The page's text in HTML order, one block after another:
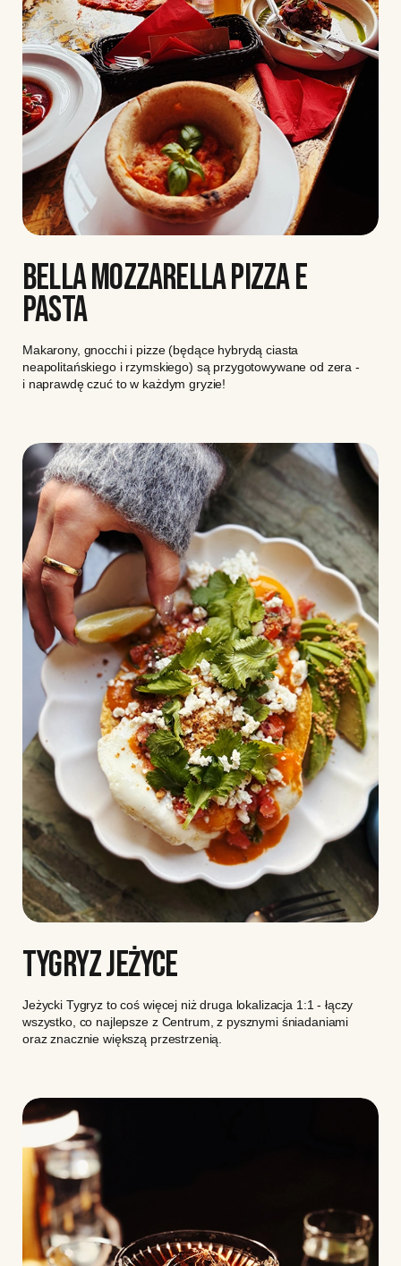
BELLA MOZZARELLA PIZZA E
PASTA
Makarony, gnocchi i pizze (będące hybrydą ciasta
neapolitańskiego i rzymskiego) są przygotowywane od zera -
i naprawdę czuć to w każdym gryzie!
TYGRYZ JEŻYCE
Jeżycki Tygryz to coś więcej niż druga lokalizacja 1:1 - łączy
wszystko, co najlepsze z Centrum, z pysznymi śniadaniami
oraz znacznie większą przestrzenią.